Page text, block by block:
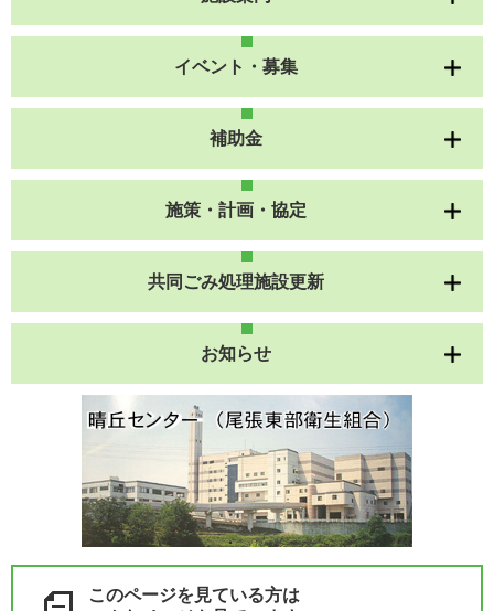
イベント・募集
補助金
施策・計画・協定
共同ごみ処理施設更新
お知らせ
このページを見ている方は